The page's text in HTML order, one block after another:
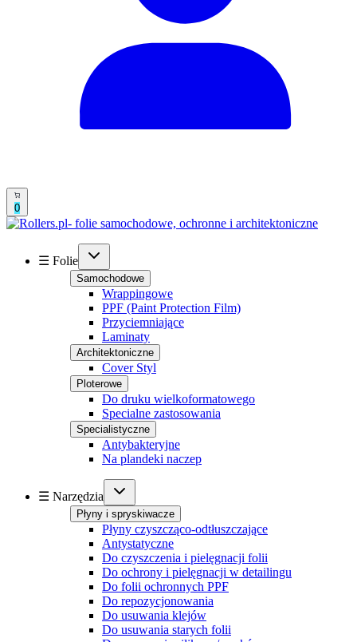
0
☰ Folie
Samochodowe
Wrappingowe
PPF (Paint Protection Film)
Przyciemniające
Laminaty
Architektoniczne
Cover Styl
Ploterowe
Do druku wielkoformatowego
Specialne zastosowania
Specialistyczne
Antybakteryjne
Na plandeki naczep
☰ Narzędzia
Płyny i spryskiwacze
Płyny czyszcząco-odtłuszczające
Antystatyczne
Do czyszczenia i pielęgnacji folii
Do ochrony i pielęgnacji w detailingu
Do folii ochronnych PPF
Do repozycjonowania
Do usuwania klejów
Do usuwania starych folii